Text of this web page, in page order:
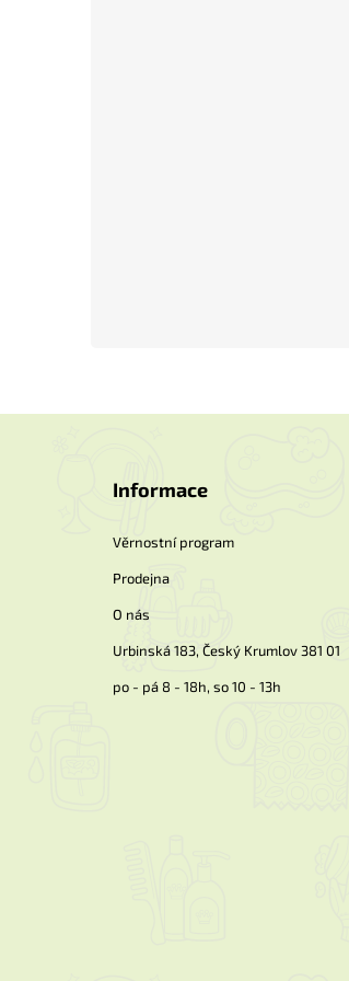
Informace
Věrnostní program
Prodejna
O nás
Urbinská 183, Český Krumlov 381 01
po - pá 8 - 18h, so 10 - 13h